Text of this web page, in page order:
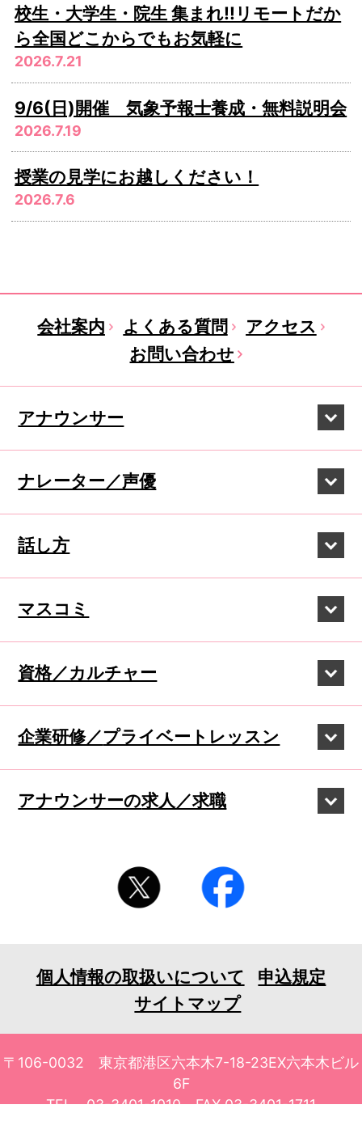
校生・大学生・院生 集まれ!!リモートだか
ら全国どこからでもお気軽に
2026.7.21
9/6(日)開催 気象予報士養成・無料説明会
2026.7.19
授業の見学にお越しください！
2026.7.6
会社案内 よくある質問
アクセス
お問い合わせ
アナウンサー
ナレーター／声優
話し方
マスコミ
資格／カルチャー
企業研修／プライベートレッスン
アナウンサーの求人／求職
個人情報の取扱いについて
申込規定
サイトマップ
〒106-0032 東京都港区六本木7-18-23EX六本木ビル
6F
TEL 03-3401-1010 FAX 03-3401-1711